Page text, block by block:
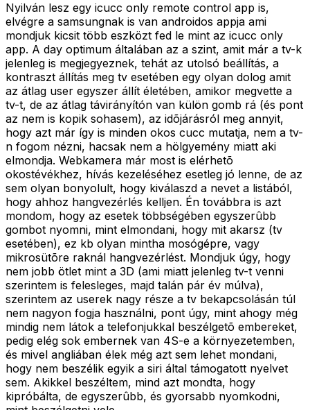
Nyilván lesz egy icucc only remote control app is,
elvégre a samsungnak is van androidos appja ami
mondjuk kicsit több eszközt fed le mint az icucc only
app. A day optimum általában az a szint, amit már a tv-k
jelenleg is megjegyeznek, tehát az utolsó beállítás, a
kontraszt állítás meg tv esetében egy olyan dolog amit
az átlag user egyszer állít életében, amikor megvette a
tv-t, de az átlag távirányítón van külön gomb rá (és pont
az nem is kopik sohasem), az idõjárásról meg annyit,
hogy azt már így is minden okos cucc mutatja, nem a tv-
n fogom nézni, hacsak nem a hölgyemény miatt aki
elmondja. Webkamera már most is elérhetõ
okostévékhez, hívás kezeléséhez esetleg jó lenne, de az
sem olyan bonyolult, hogy kiválaszd a nevet a listából,
hogy ahhoz hangvezérlés kelljen. Én továbbra is azt
mondom, hogy az esetek többségében egyszerûbb
gombot nyomni, mint elmondani, hogy mit akarsz (tv
esetében), ez kb olyan mintha mosógépre, vagy
mikrosütõre raknál hangvezérlést. Mondjuk úgy, hogy
nem jobb ötlet mint a 3D (ami miatt jelenleg tv-t venni
szerintem is felesleges, majd talán pár év múlva),
szerintem az userek nagy része a tv bekapcsolásán túl
nem nagyon fogja használni, pont úgy, mint ahogy még
mindig nem látok a telefonjukkal beszélgetõ embereket,
pedig elég sok embernek van 4S-e a környezetemben,
és mivel angliában élek még azt sem lehet mondani,
hogy nem beszélik egyik a siri által támogatott nyelvet
sem. Akikkel beszéltem, mind azt mondta, hogy
kipróbálta, de egyszerûbb, és gyorsabb nyomkodni,